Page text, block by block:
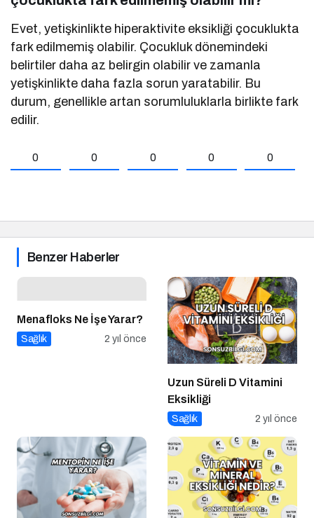
Evet, yetişkinlikte hiperaktivite eksikliği çocuklukta
fark edilmemiş olabilir. Çocukluk dönemindeki
belirtiler daha az belirgin olabilir ve zamanla
yetişkinlikte daha fazla sorun yaratabilir. Bu
durum, genellikle artan sorumluluklarla birlikte fark
edilir.
0 0 0 0 0
Benzer Haberler
Menafloks Ne İşe Yarar?
Sağlık 2 yıl önce
Uzun Süreli D Vitamini
Eksikliği
Sağlık 2 yıl önce